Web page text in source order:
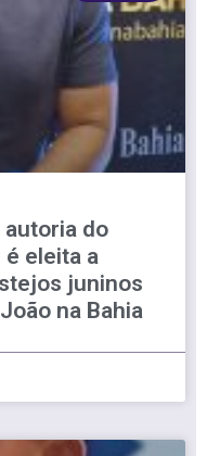
autoria do
eleita a
juninos
na Bahia